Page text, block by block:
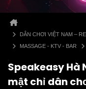
DÂN CHƠI VIỆT NAM –
MASSAGE - KTV - BAR
Speakeasy Hà
mật chỉ dân